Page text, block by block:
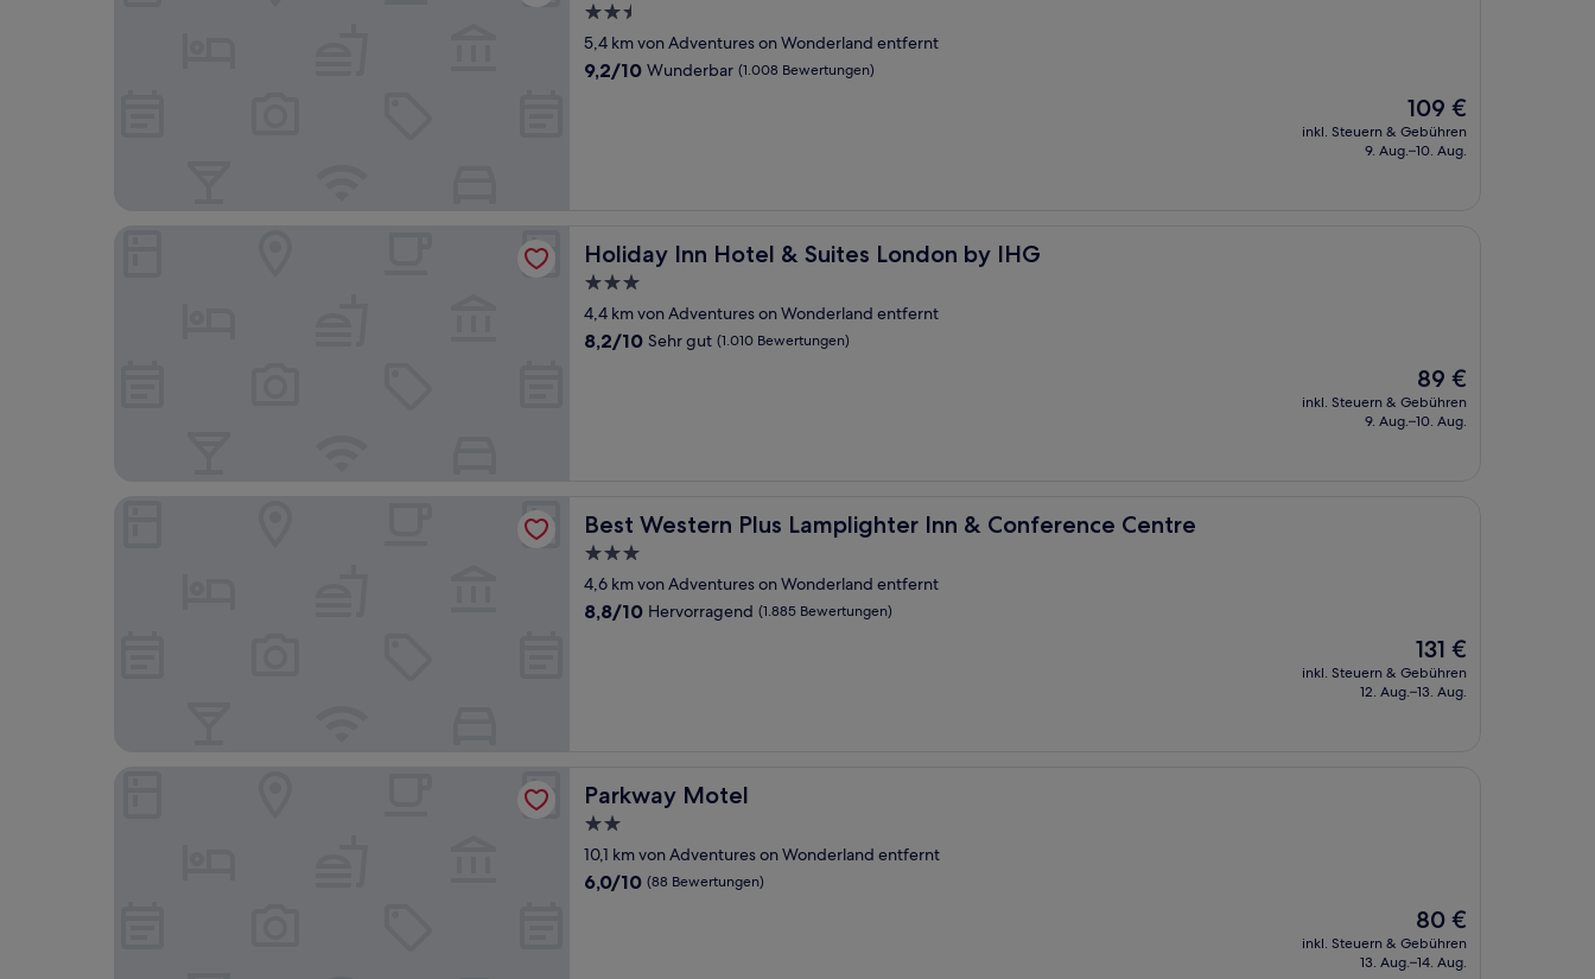
2.5-
Sterne-
Unterkunft
5,4 km von Adventures on Wonderland entfernt
9.2
9,2/10 Wunderbar (1.008 Bewertungen)
Der
Preis
beträgt
109 €
inkl. Steuern & Gebühren
9. Aug.–10. Aug.
Holiday Inn Hotel & Suites London by IHG
Holiday Inn Hotel & Suites London by IHG
3.0-
Sterne-
Unterkunft
4,4 km von Adventures on Wonderland entfernt
8.2
8,2/10 Sehr gut (1.010 Bewertungen)
Der
Preis
beträgt
89 €
inkl. Steuern & Gebühren
9. Aug.–10. Aug.
Best Western Plus Lamplighter Inn & Conference Centre
Best Western Plus Lamplighter Inn & Conference Centre
3.0-
Sterne-
Unterkunft
4,6 km von Adventures on Wonderland entfernt
8.8
8,8/10 Hervorragend (1.885 Bewertungen)
Der
Preis
beträgt
131 €
inkl. Steuern & Gebühren
12. Aug.–13. Aug.
Best Western Plus Lamplighter Inn & Conference Centre
Parkway Motel
Parkway Motel
2.0-
Sterne-
Unterkunft
10,1 km von Adventures on Wonderland entfernt
6.0
6,0/10 (88 Bewertungen)
Der
Preis
beträgt
80 €
inkl. Steuern & Gebühren
13. Aug.–14. Aug.